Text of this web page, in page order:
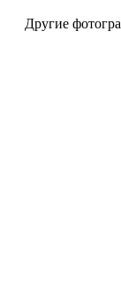
Другие